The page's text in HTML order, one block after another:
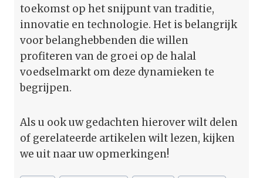
toekomst op het snijpunt van traditie,
innovatie en technologie. Het is belangrijk
voor belanghebbenden die willen
profiteren van de groei op de halal
voedselmarkt om deze dynamieken te
begrijpen.
Als u ook uw gedachten hierover wilt delen
of gerelateerde artikelen wilt lezen, kijken
we uit naar uw opmerkingen!